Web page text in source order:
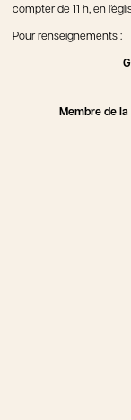
compter de 11 h, en
Pour renseignements :
Membre de